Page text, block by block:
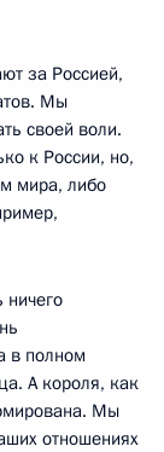
за Россией,
Мы
своей воли.
к России, но,
мира, либо
ничего
в полном
А короля, как
Мы
отношениях